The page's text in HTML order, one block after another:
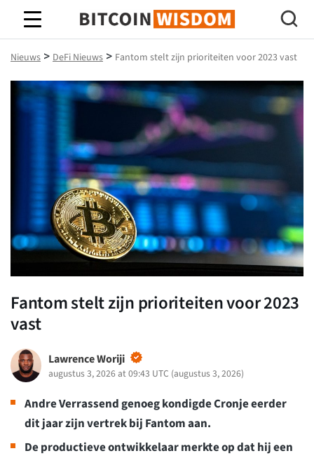
Bitcoin-wijsheid
Nieuws > DeFi Nieuws > Fantom stelt zijn prioriteiten voor 2023 vast
Fantom stelt zijn prioriteiten voor 2023
vast
Lawrence Woriji
augustus 3, 2026 at 09:43 UTC (augustus 3, 2026)
AndreVerrassend genoeg kondigde Cronje eerder
dit jaar zijn vertrek bij Fantom aan.
De productieve ontwikkelaar merkte op dat hij een